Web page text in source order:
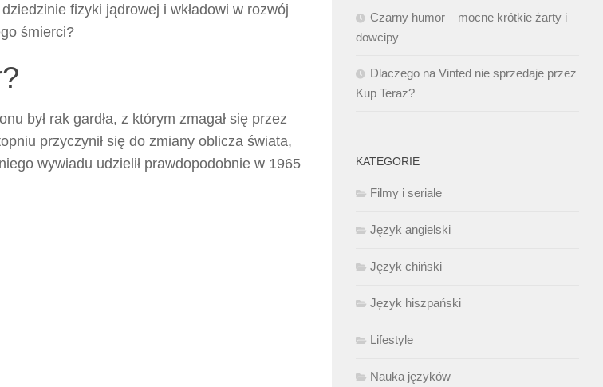
fizyki jądrowej i wkładowi w rozwój
śmierci?
był rak gardła, z którym zmagał się przez
przyczynił się do zmiany oblicza świata,
wywiadu udzielił prawdopodobnie w 1965
Czarny humor – mocne krótkie żarty i
dowcipy
Dlaczego na Vinted nie sprzedaje przez
Kup Teraz?
KATEGORIE
Filmy i seriale
Język angielski
Język chiński
Język hiszpański
Lifestyle
Nauka języków